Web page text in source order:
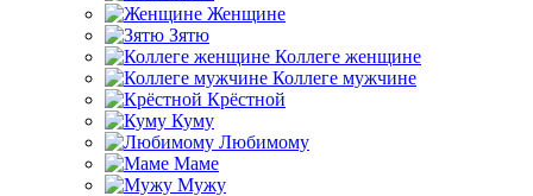
Женщине
Зятю
Коллеге женщине
Коллеге мужчине
Крёстной
Куму
Любимому
Маме
Мужу